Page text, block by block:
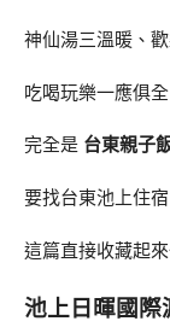
神仙湯三溫暖、
吃喝玩樂一應俱全
完全是 台東親子
要找台東池上住
這篇直接收藏起
池上日暉國際